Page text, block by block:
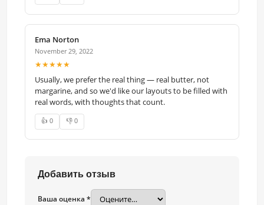
Ema Norton
November 29, 2022
★★★★★
Usually, we prefer the real thing — real butter, not
margarine, and so we'd like our layouts to be filled with
real words, with thoughts that count.
👍 0 👎 0
Добавить отзыв
Ваша оценка *